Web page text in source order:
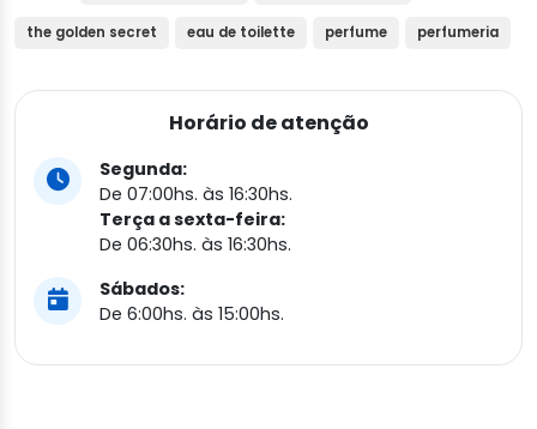
the golden secret eau de toilette perfume perfumeria
Horário de atenção
Segunda:
De 07:00hs. às 16:30hs.
Terça a sexta-feira:
De 06:30hs. às 16:30hs.
Sábados:
De 6:00hs. às 15:00hs.